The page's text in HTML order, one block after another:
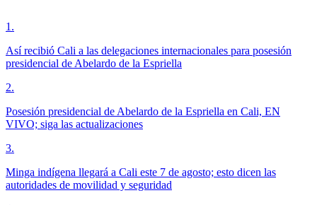
1 .
Así recibió Cali a las delegaciones internacionales para posesión
presidencial de Abelardo de la Espriella
2.
Posesión presidencial de Abelardo de la Espriella en Cali, EN
VIVO; siga las actualizaciones
3.
Minga indígena llegará a Cali este 7 de agosto; esto dicen las
autoridades de movilidad y seguridad